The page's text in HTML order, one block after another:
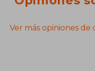
Ver más opiniones de